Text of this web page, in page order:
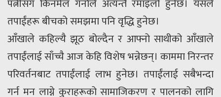
पत्नीसँग किनमेल गर्नाले अत्यन्तै रमाइलो हुनेछ। यसले
तपाईंहरू बीचको समझमा पनि वृद्धि हुनेछ।
आँखाले कहिल्यै झूठ बोल्दैन र आफ्नो साथीको आँखाले
तपाईंलाई साँच्चै आज केहि विशेष भन्नेछन्। काममा निरन्तर
परिवर्तनबाट तपाईंलाई लाभ हुनेछ। तपाईंलाई सबैभन्दा
गर्न मन लाग्ने कुराहरूको सामाजिकरण र पालनको लागि